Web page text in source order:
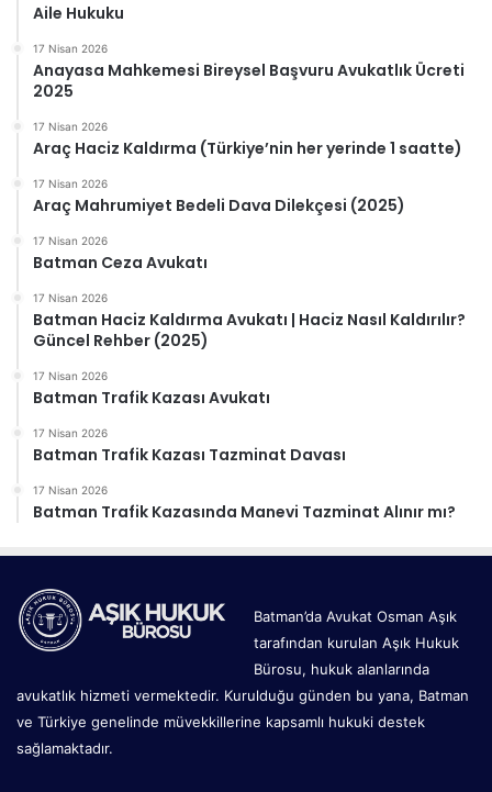
Aile Hukuku
17 Nisan 2026
Anayasa Mahkemesi Bireysel Başvuru Avukatlık Ücreti
2025
17 Nisan 2026
Araç Haciz Kaldırma (Türkiye’nin her yerinde 1 saatte)
17 Nisan 2026
Araç Mahrumiyet Bedeli Dava Dilekçesi (2025)
17 Nisan 2026
Batman Ceza Avukatı
17 Nisan 2026
Batman Haciz Kaldırma Avukatı | Haciz Nasıl Kaldırılır?
Güncel Rehber (2025)
17 Nisan 2026
Batman Trafik Kazası Avukatı
17 Nisan 2026
Batman Trafik Kazası Tazminat Davası
17 Nisan 2026
Batman Trafik Kazasında Manevi Tazminat Alınır mı?
Batman’da Avukat Osman Aşık
tarafından kurulan Aşık Hukuk
Bürosu, hukuk alanlarında
avukatlık hizmeti vermektedir. Kurulduğu günden bu yana, Batman
ve Türkiye genelinde müvekkillerine kapsamlı hukuki destek
sağlamaktadır.